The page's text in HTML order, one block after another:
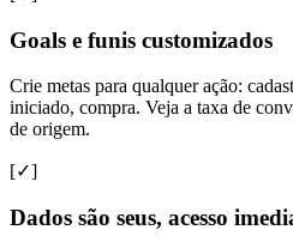
Goals e funis customizados
Crie metas para qualquer ação:
iniciado, compra. Veja a taxa de
de origem.
[✓]
Dados são seus, acesso